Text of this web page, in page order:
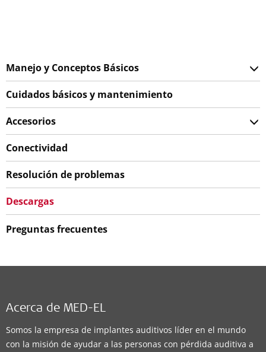
Manejo y Conceptos Básicos
Cuidados básicos y mantenimiento
Accesorios
Conectividad
Resolución de problemas
Descargas
Preguntas frecuentes
Acerca de MED-EL
Somos la empresa de implantes auditivos líder en el mundo
con la misión de ayudar a las personas con pérdida auditiva a